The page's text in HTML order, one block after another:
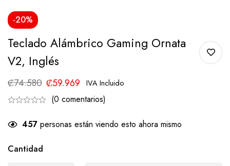
-20%
Teclado Alámbrico Gaming Ornata
V2, Inglés
₡74.580 ₡59.969 IVA Incluido
(0 comentarios)
457 personas están viendo esto ahora mismo
Cantidad